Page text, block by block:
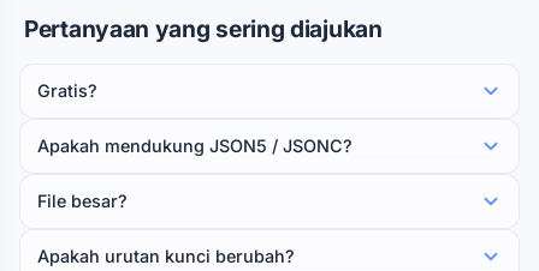
Pertanyaan yang sering diajukan
Gratis?
Apakah mendukung JSON5 / JSONC?
File besar?
Apakah urutan kunci berubah?